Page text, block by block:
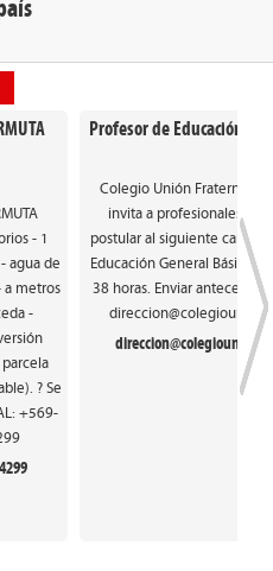
- 1
agua de
a metros
-
parcela
? Se
+569-
Profesor de Educación
Colegio Unión Fraterna de
invita a profesionales
postular al siguiente cargo:
Educación General Básica.
38 horas. Enviar